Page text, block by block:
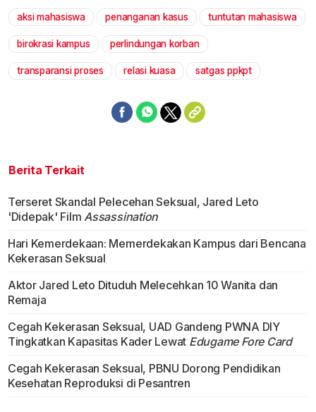
aksi mahasiswa penanganan kasus tuntutan mahasiswa
birokrasi kampus perlindungan korban
transparansi proses relasi kuasa satgas ppkpt
Berita Terkait
Terseret Skandal Pelecehan Seksual, Jared Leto
'Didepak' FilmAssassination
Hari Kemerdekaan: Memerdekakan Kampus dari Bencana
Kekerasan Seksual
Aktor Jared Leto Dituduh Melecehkan 10 Wanita dan
Remaja
Cegah Kekerasan Seksual, UAD Gandeng PWNA DIY
Tingkatkan Kapasitas Kader Lewat Edugame Fore Card
Cegah Kekerasan Seksual, PBNU Dorong Pendidikan
Kesehatan Reproduksi di Pesantren